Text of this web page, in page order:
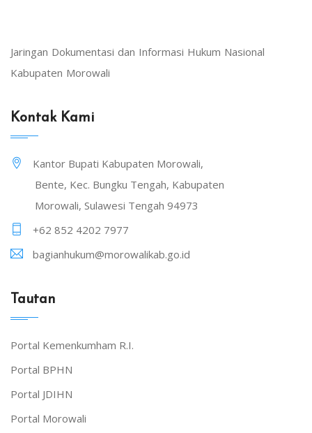
Jaringan Dokumentasi dan Informasi Hukum Nasional
Kabupaten Morowali
Kontak Kami
Kantor Bupati Kabupaten Morowali,
Bente, Kec. Bungku Tengah, Kabupaten
Morowali, Sulawesi Tengah 94973
+62 852 4202 7977
bagianhukum@morowalikab.go.id
Tautan
Portal Kemenkumham R.I.
Portal BPHN
Portal JDIHN
Portal Morowali